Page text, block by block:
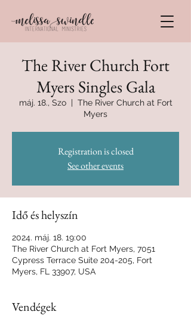
The River Church Fort
Myers Singles Gala
máj. 18., Szo
  |
The River Church at Fort
Myers
Registration is closed
See other events
Idő és helyszín
2024. máj. 18. 19:00
The River Church at Fort Myers, 7051
Cypress Terrace Suite 204-205, Fort
Myers, FL 33907, USA
Vendégek